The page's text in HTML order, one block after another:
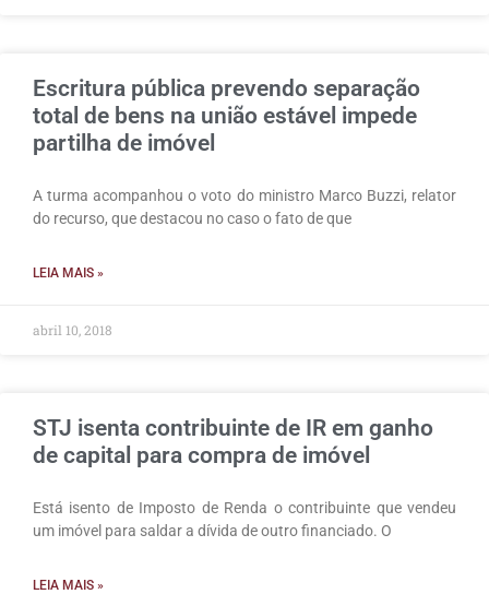
Escritura pública prevendo separação
total de bens na união estável impede
partilha de imóvel
A turma acompanhou o voto do ministro Marco Buzzi, relator
do recurso, que destacou no caso o fato de que
LEIA MAIS »
abril 10, 2018
STJ isenta contribuinte de IR em ganho
de capital para compra de imóvel
Está isento de Imposto de Renda o contribuinte que vendeu
um imóvel para saldar a dívida de outro financiado. O
LEIA MAIS »